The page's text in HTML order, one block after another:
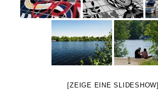
[ZEIGE EINE SLIDESHOW]